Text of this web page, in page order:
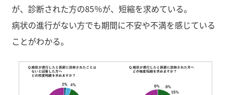
が、診断された方の85％が、短縮を求めている。
病状の進行がない方でも期間に不安や不満を感じている
ことがわかる。